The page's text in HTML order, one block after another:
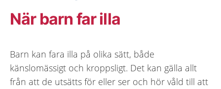
När barn far illa
Barn kan fara illa på olika sätt, både
känslomässigt och kroppsligt. Det kan gälla allt
från att de utsätts för eller ser och hör våld till att